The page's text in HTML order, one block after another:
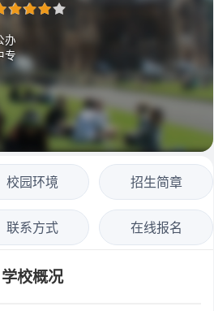
办
专
校园环境 招生简章
联系方式 在线报名
学校概况